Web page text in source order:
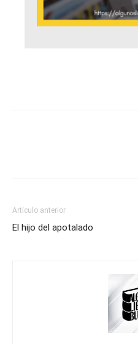
Artículo anterior
El hijo del apotalado